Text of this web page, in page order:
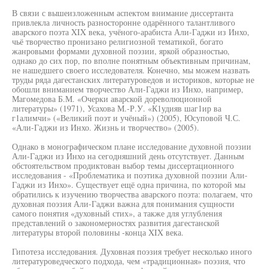
В связи с вышеизложенным аспектом внимание диссертанта
привлекла личность разносторонне одарённого талантливого
аварского поэта XIX века, учёного-арабиста Али-Гаджи из Инхо,
чьё творчество пронизано религиозной тематикой, богато
жанровыми формами духовной поэзии, яркой образностью,
однако до сих пор, по вполне понятным объективным причинам,
не нашедшего своего исследователя. Конечно, мы можем назвать
труды ряда дагестанских литературоведов и историков, которые не
обошли вниманием творчество Али-Гаджи из Инхо, например,
Магомедова Б.М. «Очерки аварской дореволюционной
литературы» (1971), Усахова М.-Р.У. «К1удияв шаг1ир ва
г1алимчи» («Великий поэт и учёный») (2005), Юсуповой Ч.С.
«Али-Гаджи из Инхо. Жизнь и творчество» (2005).
Однако в монографическом плане исследование духовной поэзии
Али-Гаджи из Инхо на сегодняшний день отсутствует. Данным
обстоятельством продиктован выбор темы диссертационного
исследования - «Проблематика и поэтика духовной поэзии Али-
Гаджи из Инхо». Существует ещё одна причина, по которой мы
обратились к изучению творчества аварского поэта: полагаем, что
духовная поэзия Али-Гаджи важна для понимания сущности
самого понятия «духовный стих», а также для углубления
представлений о закономерностях развития дагестанской
литературы второй половины -конца XIX века.
Гипотеза исследования. Духовная поэзия требует несколько иного
литературоведческого подхода, чем «традиционная» поэзия, что